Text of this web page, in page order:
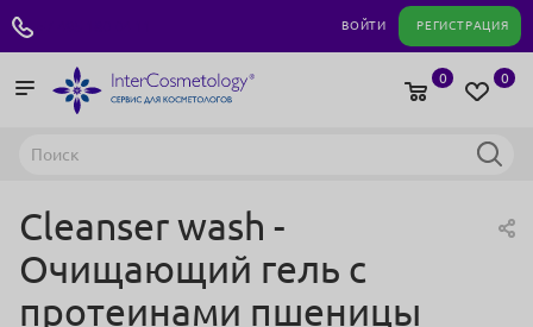
ВОЙТИ РЕГИСТРАЦИЯ
0
0
Cleanser wash -
Очищающий гель с
протеинами пшеницы